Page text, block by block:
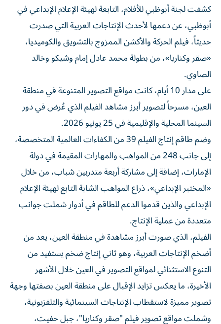
كشفت لجنة أبوظبي للأفلام، التابعة لهيئة الإعلام الإبداعي في
أبوظبي، عن دعمها لأحدث الإنتاجات العربية التي صدرت
حديثاً، فيلم الحركة والأكشن الممزوج بالتشويق والكوميديا،
«صقر وكناريا»، من بطولة محمد عادل إمام وشيكو وخالد
الصاوي.
على مدار 10 أيام، كانت مواقع التصوير المتنوعة في منطقة
العين، مسرحاً لتصوير أبرز مشاهد الفيلم الذي عُرض في دور
السينما المحلية والإقليمية في 25 يونيو 2026.
وضم طاقم إنتاج الفيلم 39 من الكفاءات العالمية المتخصصة،
إلى جانب 248 من المواهب والمهارات المقيمة في دولة
الإمارات، إضافة إلى مشاركة أربعة متدربين شباب، من خلال
«المختبر الإبداعي»، ذراع المواهب الشابة التابع لهيئة الإعلام
الإبداعي والذين قدموا الدعم للطاقم في أدوار شملت جوانب
متعددة من عملية الإنتاج.
الفيلم، الذي صورت أبرز مشاهدة في منطقة العين، يعد من
أضخم الإنتاجات العربية، وهو ثاني إنتاج ضخم يستفيد من
التنوع الاستثنائي لمواقع التصوير في العين خلال الأشهر
الأخيرة، ما يعكس تزايد الإقبال على منطقة العين بصفتها وجهة
تصوير مميزة لاستقطاب الإنتاجات السينمائية والتلفزيونية،
وشملت مواقع تصوير فيلم "صقر وكناريا"، جبل حفيت،